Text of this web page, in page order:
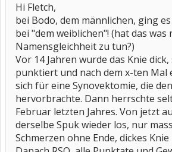
Hi Fletch,
bei Bodo, dem männlichen, ging
bei "dem weiblichen"! (hat das was
Namensgleichheit zu tun?)
Vor 14 Jahren wurde das Knie
punktiert und nach dem x-ten Mal
sich für eine Synovektomie, die
hervorbrachte. Dann herrschte
Februar letzten Jahres. Von jetzt
derselbe Spuk wieder los, nur
Schmerzen ohne Ende, dickes